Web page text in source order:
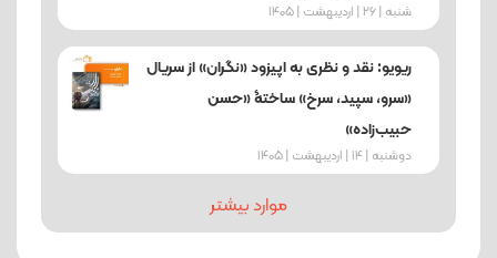
شنبه | 26 | اردیبهشت | 1405
ریویو: نقد و نظری به اپیزود «نگران» از سریال
«سرو، سپید، سرخ» ساختۀ «حسن
حبیب‌زاده»
دوشنبه | 14 | اردیبهشت | 1405
موارد بیشتر